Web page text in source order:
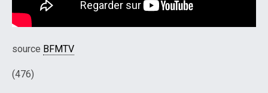
source BFMTV
(476)